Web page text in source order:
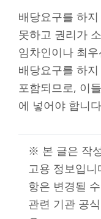
배당요구를 하
못하고 권리가
임차인이나 최
배당요구를 하
포함되므로, 이
에 넣어야 합니
※ 본 글은 작
고용 정보입니
항은 변경될
관련 기관 공